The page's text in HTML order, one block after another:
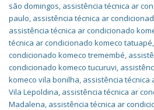
são domingos, assistência técnica ar
paulo, assistência técnica ar
assistência técnica ar condicionado
técnica ar condicionado komeco tatuapé,
condicionado komeco tremembé,
condicionado komeco tucuruvi,
komeco vila bonilha, assistência técnica
Vila Lepoldina, assistência técnica ar
Madalena, assistência técnica ar